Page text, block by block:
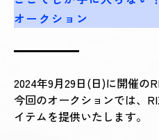
オークション
2024年9月29日(日)に開催の
今回のオークションでは、
イテムを提供いたします。